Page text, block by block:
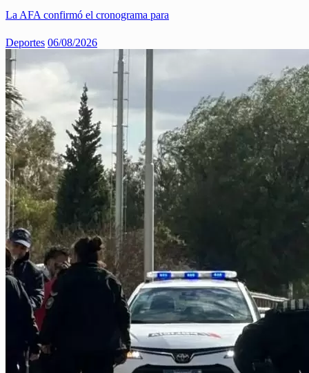
La AFA confirmó el cronograma para
Deportes 06/08/2026